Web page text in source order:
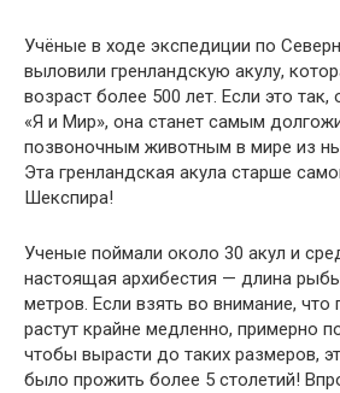
Учёные в ходе экспедиции по
выловили гренландскую акулу,
возраст более 500 лет. Если это так,
«Я и Мир», она станет самым
позвоночным животным в мире из
Эта гренландская акула старше
Шекспира!
Ученые поймали около 30 акул и
настоящая архибестия — длина
метров. Если взять во внимание, что
растут крайне медленно, примерно
чтобы вырасти до таких размеров,
было прожить более 5 столетий!